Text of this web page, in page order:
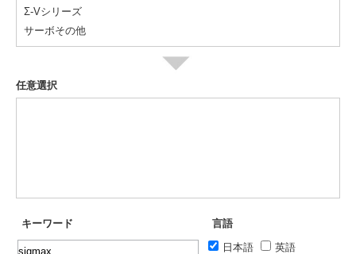
Σ-Vシリーズ
サーボその他
任意選択
キーワード
言語
日本語
英語